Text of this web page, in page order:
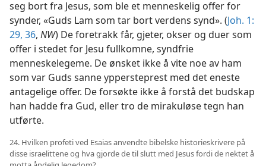
seg bort fra Jesus, som ble et menneskelig offer for
synder, «Guds Lam som tar bort verdens synd». (Joh. 1:
29, 36, NW) De foretrakk får, gjeter, okser og duer som
offer i stedet for Jesu fullkomne, syndfrie
menneskelegeme. De ønsket ikke å vite noe av ham
som var Guds sanne yppersteprest med det eneste
antagelige offer. De forsøkte ikke å forstå det budskap
han hadde fra Gud, eller tro de mirakuløse tegn han
utførte.
24. Hvilken profeti ved Esaias anvendte bibelske historieskrivere på
disse israelittene og hva gjorde de til slutt med Jesus fordi de nektet å